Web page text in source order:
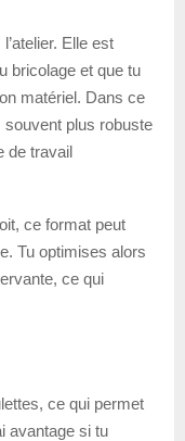
Elle est
bricolage et que tu
matériel. Dans ce
souvent plus robuste
de travail
ce format peut
Tu optimises alors
ce qui
ce qui permet
avantage si tu